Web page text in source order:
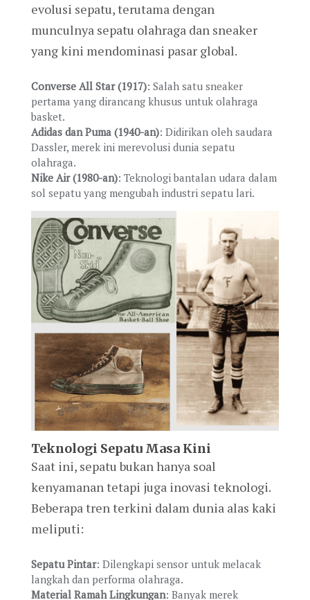
evolusi sepatu, terutama dengan
munculnya sepatu olahraga dan sneaker
yang kini mendominasi pasar global.
Converse All Star (1917): Salah satu sneaker
pertama yang dirancang khusus untuk olahraga
basket.
Adidas dan Puma (1940-an): Didirikan oleh saudara
Dassler, merek ini merevolusi dunia sepatu
olahraga.
Nike Air (1980-an): Teknologi bantalan udara dalam
sol sepatu yang mengubah industri sepatu lari.
Teknologi Sepatu Masa Kini
Saat ini, sepatu bukan hanya soal
kenyamanan tetapi juga inovasi teknologi.
Beberapa tren terkini dalam dunia alas kaki
meliputi:
Sepatu Pintar: Dilengkapi sensor untuk melacak
langkah dan performa olahraga.
Material Ramah Lingkungan: Banyak merek